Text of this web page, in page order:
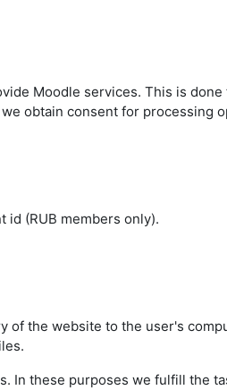
Moodle services. This is
obtain consent for processing
id (RUB members only).
the website to the user's
these purposes we fulfill the